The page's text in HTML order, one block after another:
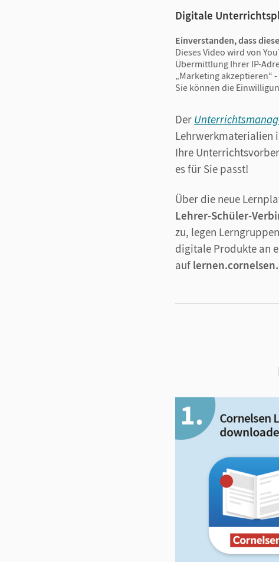
Digitale
Einverstanden, dass
Dieses Video wird von
Übermittlung Ihrer IP-
„Marketing akzeptieren“
Sie können die
Der
Lehrwerkmaterialien
Ihre
es für Sie passt!
Über die neue
Lehrer-Schüler-
zu, legen
digitale Produkte an
auf